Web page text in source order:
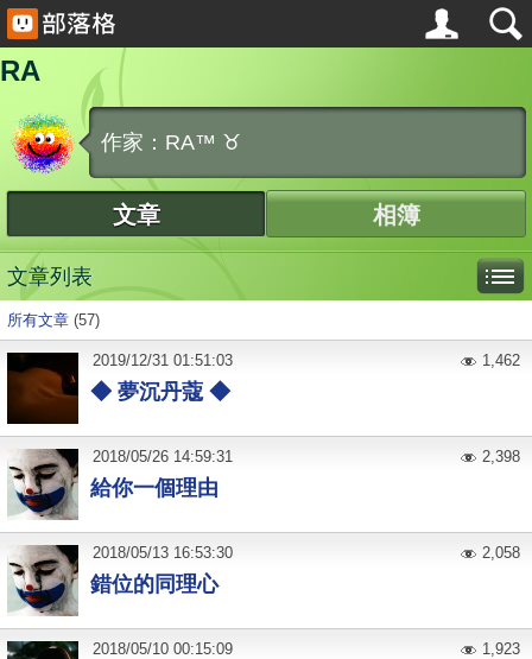
RA
作家：RA™ ♉
文章 相簿
文章列表
所有文章 (57)
◆ 夢沉丹蔻 ◆
2019/12/31 01:51:03 1,462
給你一個理由
2018/05/26 14:59:31 2,398
錯位的同理心
2018/05/13 16:53:30 2,058
2018/05/10 00:15:09 1,923